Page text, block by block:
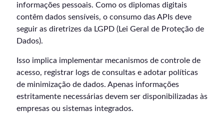
informações pessoais. Como os diplomas digitais
contêm dados sensíveis, o consumo das APIs deve
seguir as diretrizes da LGPD (Lei Geral de Proteção de
Dados).
Isso implica implementar mecanismos de controle de
acesso, registrar logs de consultas e adotar políticas
de minimização de dados. Apenas informações
estritamente necessárias devem ser disponibilizadas às
empresas ou sistemas integrados.